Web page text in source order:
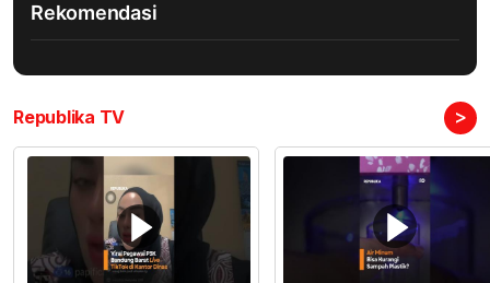
Rekomendasi
Republika TV >